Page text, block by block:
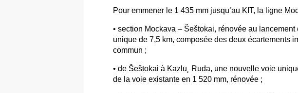
Pour emmener le 1 435 mm jusqu’au KIT, la ligne
• section Mockava – Šeštokai, rénovée au
unique de 7,5 km, composée des deux écartements
commun ;
• de Šeštokai à Kazlu˛ Ruda, une nouvelle voie
de la voie existante en 1 520 mm, rénovée ;